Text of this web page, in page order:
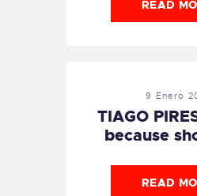
READ
9 Enero
TIAGO
because
READ